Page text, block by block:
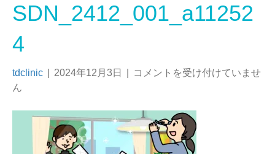
SDN_2412_001_a11252
4
tdclinic 2024年12月3日
コメントを受け付けていませ
ん